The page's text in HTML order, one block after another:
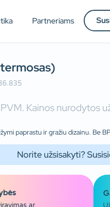
Partneriams
Kainos nurodytos
paprastu ir gražiu dizainu. Be
Norite užsisakyti?